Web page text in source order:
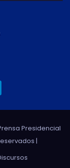
Presidencial
|